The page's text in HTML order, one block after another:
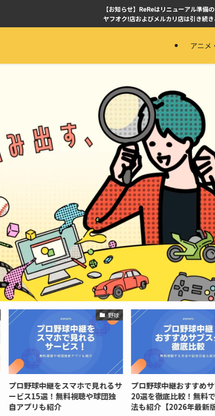
【お知らせ】ReReはリニューアル準備
ヤフオク!店およびメルカリ店は引き続き
アニメ
野球
プロ野球中継をスマホで見れるサ
ービス15選！無料視聴や球団独
自アプリも紹介
プロ野球中継おすすめ
20選を徹底比較！無料
法も紹介【2026年最新版